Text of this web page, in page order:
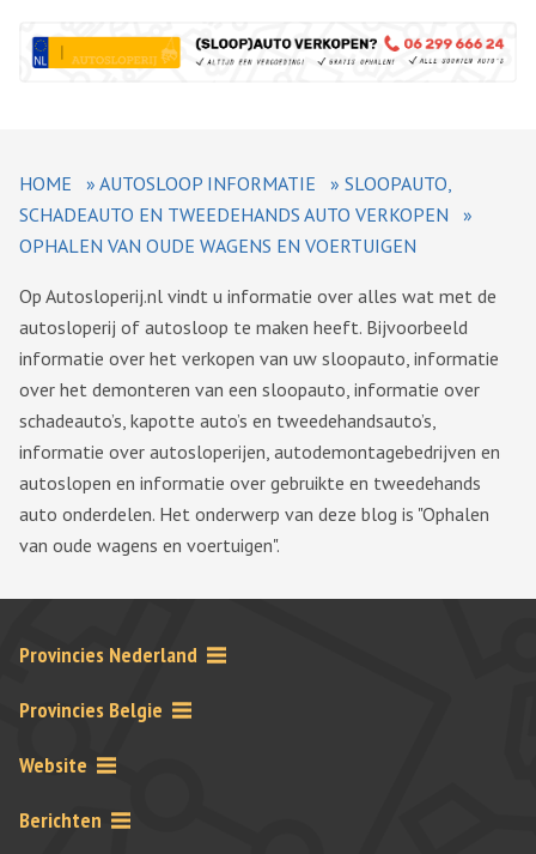
HOME » AUTOSLOOP INFORMATIE » SLOOPAUTO,
SCHADEAUTO EN TWEEDEHANDS AUTO VERKOPEN
»
OPHALEN VAN OUDE WAGENS EN VOERTUIGEN
Op Autosloperij.nl vindt u informatie over alles wat met de
autosloperij of autosloop te maken heeft. Bijvoorbeeld
informatie over het verkopen van uw sloopauto, informatie
over het demonteren van een sloopauto, informatie over
schadeauto’s, kapotte auto’s en tweedehandsauto’s,
informatie over autosloperijen, autodemontagebedrijven en
autoslopen en informatie over gebruikte en tweedehands
auto onderdelen. Het onderwerp van deze blog is "Ophalen
van oude wagens en voertuigen".
Provincies Nederland
Provincies Belgie
Website
Berichten